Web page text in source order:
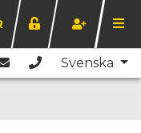
Svenska